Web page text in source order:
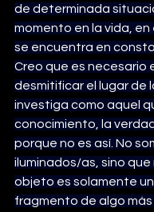
de determinada
momento en la vida, en
se encuentra en
Creo que es necesario
desmitificar el lugar de
investiga como aquel
conocimiento, la
porque no es así. No
iluminados/as, sino
objeto es solamente
fragmento de algo más